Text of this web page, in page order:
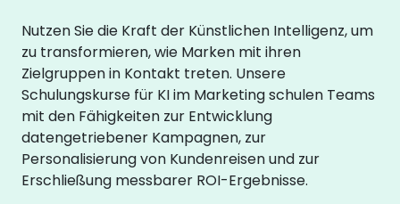
Nutzen Sie die Kraft der Künstlichen Intelligenz, um
zu transformieren, wie Marken mit ihren
Zielgruppen in Kontakt treten. Unsere
Schulungskurse für KI im Marketing schulen Teams
mit den Fähigkeiten zur Entwicklung
datengetriebener Kampagnen, zur
Personalisierung von Kundenreisen und zur
Erschließung messbarer ROI-Ergebnisse.